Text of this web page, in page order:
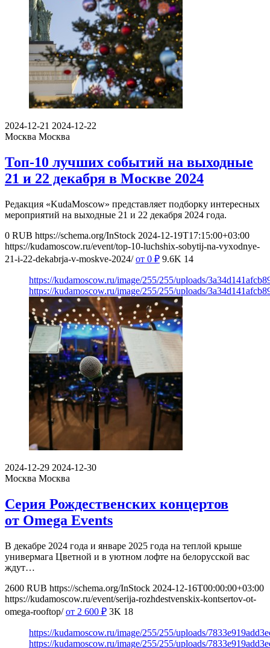
2024-12-21 2024-12-22
Москва Москва
Топ-10 лучших событий на выходные
21 и 22 декабря в Москве 2024
Редакция «KudaMoscow» представляет подборку интересных
мероприятий на выходные 21 и 22 декабря 2024 года.
0 RUB https://schema.org/InStock 2024-12-19T17:15:00+03:00
https://kudamoscow.ru/event/top-10-luchshix-sobytij-na-vyxodnye-
21-i-22-dekabrja-v-moskve-2024/ от 0 ₽ 9.6K 14
https://kudamoscow.ru/image/255/255/uploads/
https://kudamoscow.ru/image/255/255/uploads/
2024-12-29 2024-12-30
Москва Москва
Серия Рождественских концертов
от Omega Events
В декабре 2024 года и январе 2025 года на теплой крыше
универмага Цветной и в уютном лофте на белорусской вас
ждут…
2600 RUB https://schema.org/InStock 2024-12-16T00:00:00+03:00
https://kudamoscow.ru/event/serija-rozhdestvenskix-kontsertov-ot-
omega-rooftop/ от 2 600 ₽ 3K 18
https://kudamoscow.ru/image/255/255/uploads/
https://kudamoscow.ru/image/255/255/uploads/